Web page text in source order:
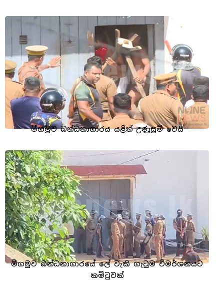
මීගමුව බන්ධනාගාරය යළිත් උණුසුම් වෙයි
මීගමුව බන්ධනාගාරයේ ලේ වැකි ගැටුම විමර්ශනයට
කමිටුවක්